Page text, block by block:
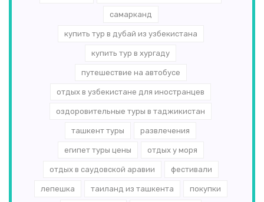
самарканд
купить тур в дубай из узбекистана
купить тур в хургаду
путешествие на автобусе
отдых в узбекистане для иностранцев
оздоровительные туры в таджикистан
ташкент туры развлечения
египет туры цены отдых у моря
отдых в саудовской аравии фестивали
лепешка таиланд из ташкента покупки